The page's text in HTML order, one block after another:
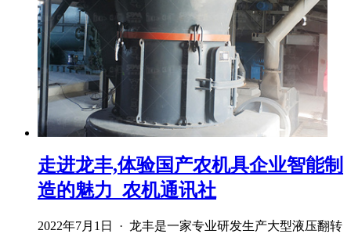
走进龙丰,体验国产农机具企业智能制
造的魅力_农机通讯社
2022年7月1日 · 龙丰是一家专业研发生产大型液压翻转